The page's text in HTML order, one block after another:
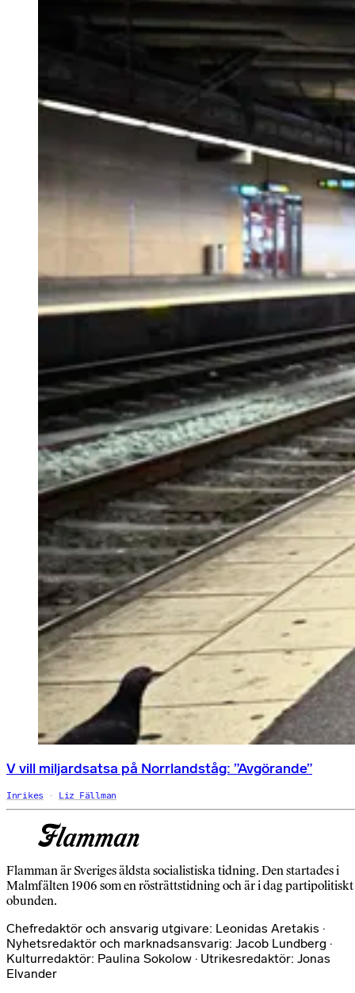
V vill miljardsatsa på Norrlandståg: ”Avgörande”
Inrikes Liz Fällman
Flamman är Sveriges äldsta socialistiska tidning. Den startades i
Malmfälten 1906 som en rösträttstidning och är i dag partipolitiskt
obunden.
Chefredaktör och ansvarig utgivare: Leonidas Aretakis ·
Nyhetsredaktör och marknadsansvarig: Jacob Lundberg ·
Kulturredaktör: Paulina Sokolow · Utrikesredaktör: Jonas
Elvander